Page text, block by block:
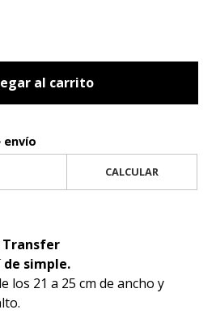
al carrito
envío
CALCULAR
Transfer
de simple.
los 21 a 25 cm de ancho y